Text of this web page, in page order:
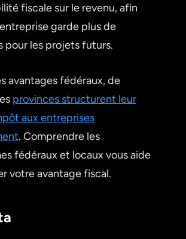
fiscale sur le revenu, afin
garde plus de
pour les projets futurs.
avantages fédéraux, de
provinces structurent leur
aux entreprises
. Comprendre les
fédéraux et locaux vous aide
votre avantage fiscal.